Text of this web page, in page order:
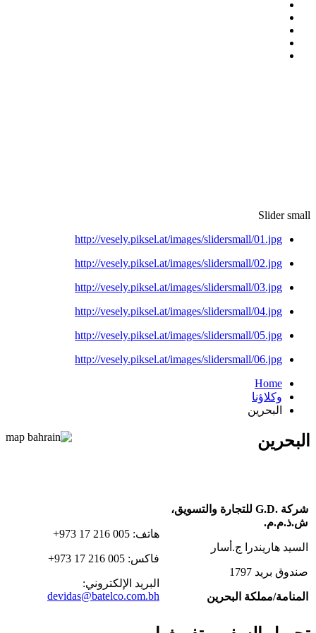
Slider small
http://vesely.piksel.at/images/slidersmall/01.jpg
http://vesely.piksel.at/images/slidersmall/02.jpg
http://vesely.piksel.at/images/slidersmall/03.jpg
http://vesely.piksel.at/images/slidersmall/04.jpg
http://vesely.piksel.at/images/slidersmall/05.jpg
http://vesely.piksel.at/images/slidersmall/06.jpg
Home
وكلاؤنا
البحرين
البحرين
شركة G.D.‎ للتجارة والتسويق،
ش.ذ.م.م.
السيد هاريندرا ج.أسار
صندوق بريد 1797
المنامة/مملكة البحرين
هاتف: ‎+973 17 216 005
فاكس: ‎+973 17 216 005
البريد الإلكتروني:
devidas@batelco.com.bh